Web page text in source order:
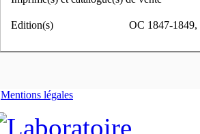
Edition(s) OC 1847-1849,
Mentions légales